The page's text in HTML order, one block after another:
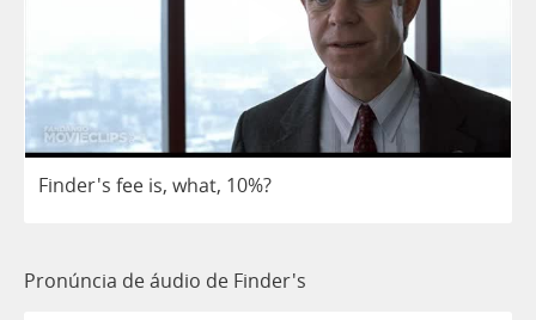
Finder's fee is, what, 10%?
Pronúncia de áudio de Finder's